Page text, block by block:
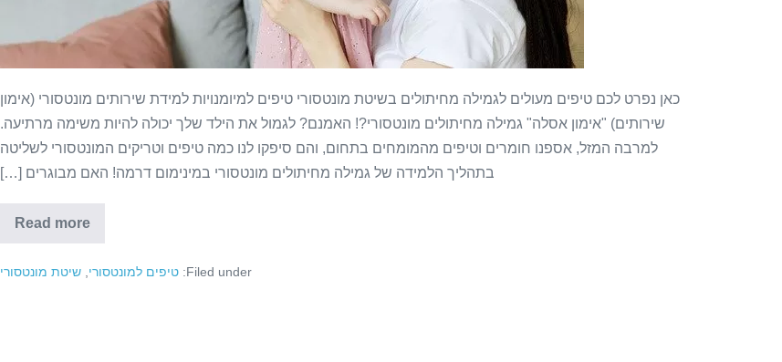
כאן נפרט לכם טיפים מעולים לגמילה מחיתולים בשיטת מונטסורי טיפים למיומנויות למידת שירותים מונטסורי (אימון
שירותים) "אימון אסלה" גמילה מחיתולים מונטסורי?! האמנם? לגמול את הילד שלך יכולה להיות משימה מרתיעה.
למרבה המזל, אספנו חומרים וטיפים מהמומחים בתחום, והם סיפקו לנו כמה טיפים וטריקים המונטסורי לשליטה
בתהליך הלמידה של גמילה מחיתולים מונטסורי במינימום דרמה! האם מבוגרים […]
Read more
Filed under: טיפים למונטסורי שיטת מונטסורי